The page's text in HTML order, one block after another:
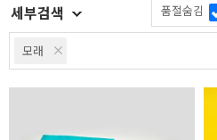
모래
세부검색 품절숨김